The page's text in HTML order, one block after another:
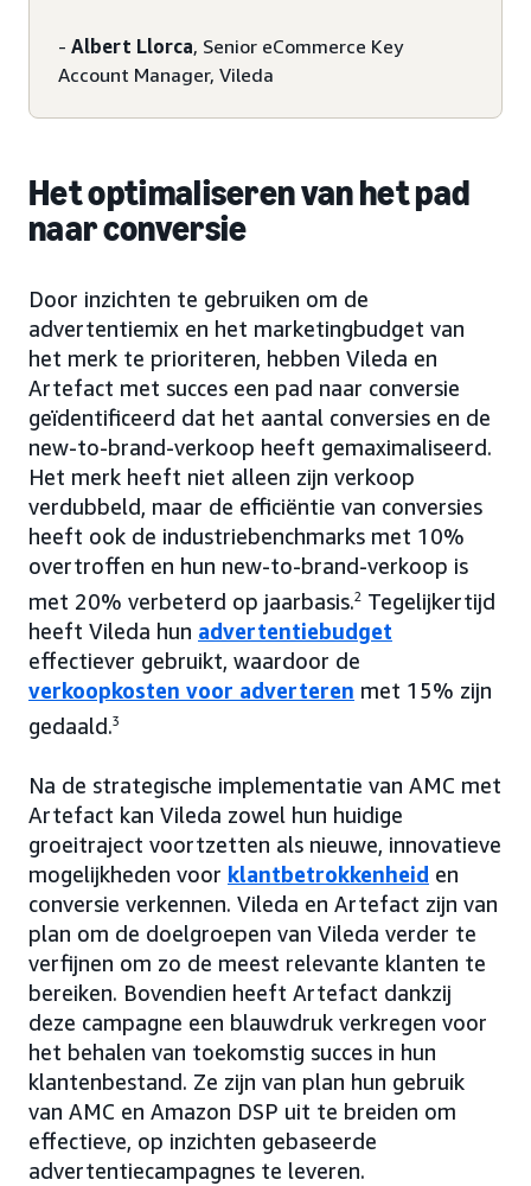
- Albert Llorca, Senior eCommerce Key
Account Manager, Vileda
Het optimaliseren van het pad
naar conversie
Door inzichten te gebruiken om de
advertentiemix en het marketingbudget van
het merk te prioriteren, hebben Vileda en
Artefact met succes een pad naar conversie
geïdentificeerd dat het aantal conversies en de
new-to-brand-verkoop heeft gemaximaliseerd.
Het merk heeft niet alleen zijn verkoop
verdubbeld, maar de efficiëntie van conversies
heeft ook de industriebenchmarks met 10%
overtroffen en hun new-to-brand-verkoop is
met 20% verbeterd op jaarbasis.2 Tegelijkertijd
heeft Vileda hun advertentiebudget
effectiever gebruikt, waardoor de
verkoopkosten voor adverteren met 15% zijn
gedaald.3
Na de strategische implementatie van AMC met
Artefact kan Vileda zowel hun huidige
groeitraject voortzetten als nieuwe, innovatieve
mogelijkheden voor klantbetrokkenheid en
conversie verkennen. Vileda en Artefact zijn van
plan om de doelgroepen van Vileda verder te
verfijnen om zo de meest relevante klanten te
bereiken. Bovendien heeft Artefact dankzij
deze campagne een blauwdruk verkregen voor
het behalen van toekomstig succes in hun
klantenbestand. Ze zijn van plan hun gebruik
van AMC en Amazon DSP uit te breiden om
effectieve, op inzichten gebaseerde
advertentiecampagnes te leveren.